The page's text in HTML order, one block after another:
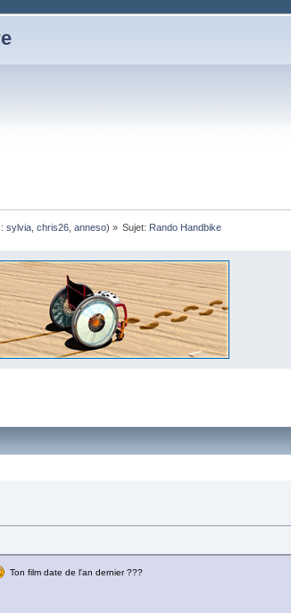
sylvia, chris26, anneso) » Sujet: Rando Handbike
Ton film date de l'an dernier ???